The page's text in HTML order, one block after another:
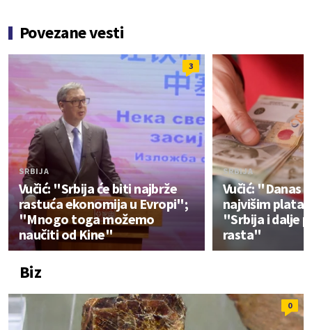
Povezane vesti
3
SRBIJA
Vučić: "Srbija će biti najbrže
rastuća ekonomija u Evropi";
"Mnogo toga možemo
naučiti od Kine"
SRBIJA
Vučić: "Danas
najvišim
"Srbija i dalje
rasta"
Biz
0